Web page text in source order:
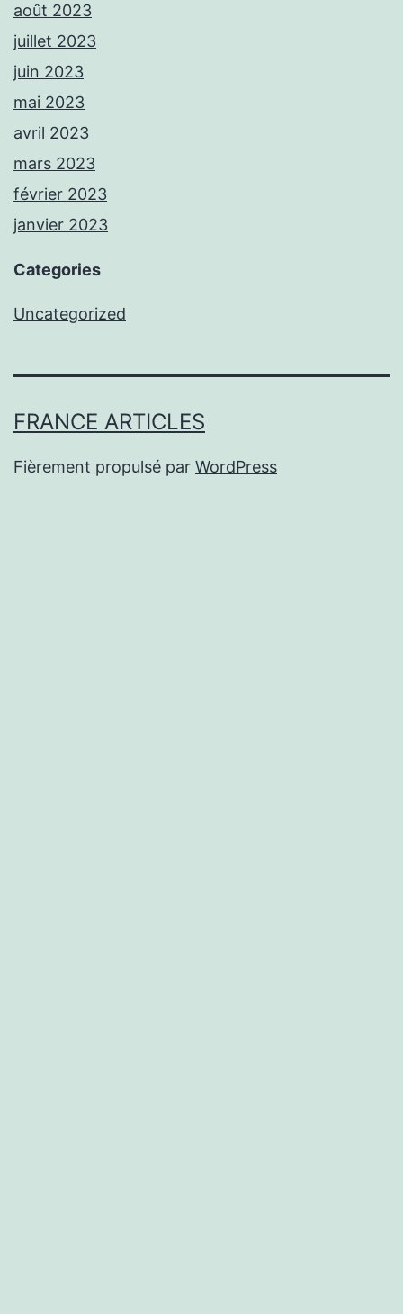
août 2023
juillet 2023
juin 2023
mai 2023
avril 2023
mars 2023
février 2023
janvier 2023
Categories
Uncategorized
FRANCE ARTICLES
Fièrement propulsé par WordPress